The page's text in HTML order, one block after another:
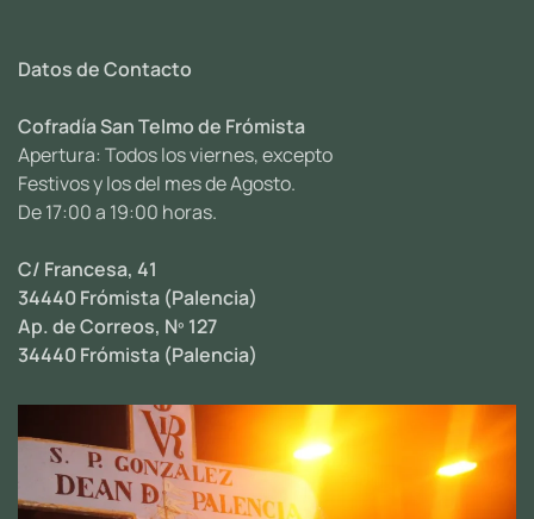
Datos de Contacto
Cofradía San Telmo de Frómista
Apertura: Todos los viernes, excepto
Festivos y los del mes de Agosto.
De 17:00 a 19:00 horas.
C/ Francesa, 41
34440 Frómista (Palencia)
Ap. de Correos, Nº 127
34440 Frómista (Palencia)